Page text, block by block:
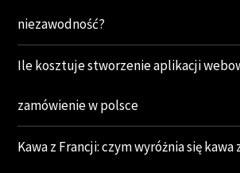
niezawodność?
Ile kosztuje stworzenie aplikacji
zamówienie w polsce
Kawa z Francji: czym wyróżnia się kawa